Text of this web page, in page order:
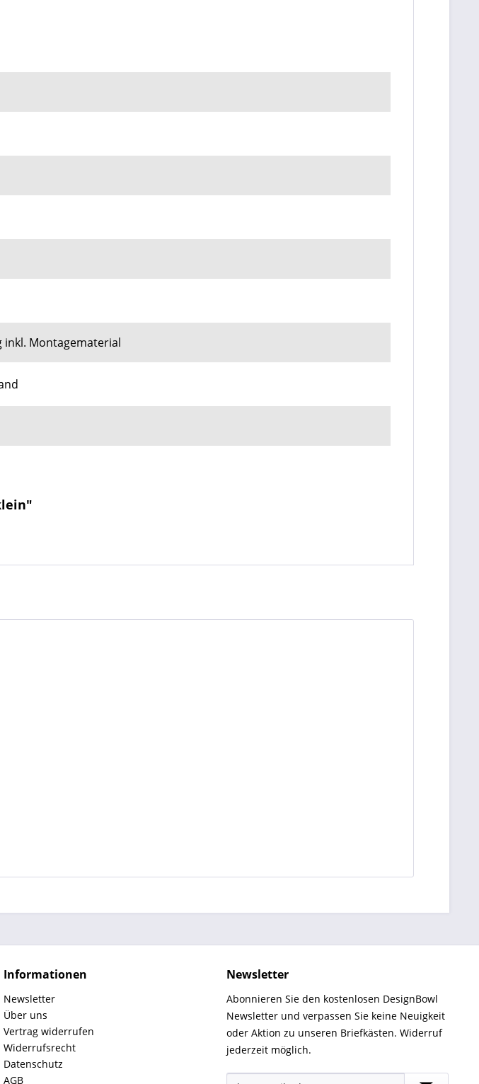
inkl. Montagematerial
Informationen
Newsletter
Über uns
Vertrag widerrufen
Widerrufsrecht
Datenschutz
AGB
Newsletter
Abonnieren Sie den kostenlosen DesignBowl
Newsletter und verpassen Sie keine Neuigkeit
oder Aktion zu unseren Briefkästen. Widerruf
jederzeit möglich.